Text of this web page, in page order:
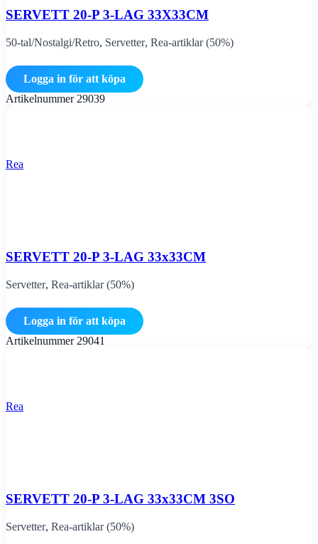
SERVETT 20-P 3-LAG 33X33CM
50-tal/Nostalgi/Retro, Servetter, Rea-artiklar (50%)
Logga in för att köpa
Artikelnummer 29039
Rea
SERVETT 20-P 3-LAG 33x33CM
Servetter, Rea-artiklar (50%)
Logga in för att köpa
Artikelnummer 29041
Rea
SERVETT 20-P 3-LAG 33x33CM 3SO
Servetter, Rea-artiklar (50%)